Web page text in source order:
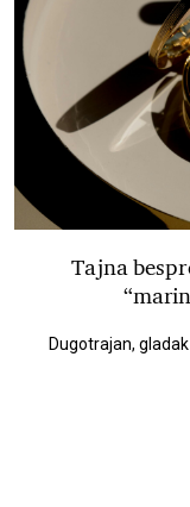
Tajna
Dugotrajan,